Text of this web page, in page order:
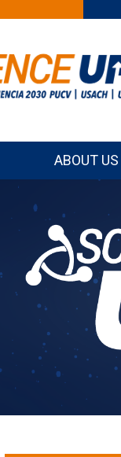
ABOUT US